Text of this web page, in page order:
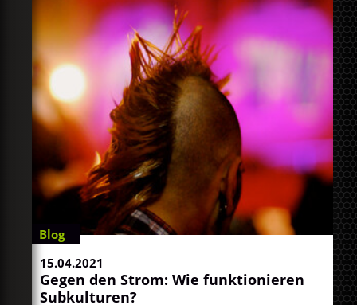
Blog
15.04.2021
Gegen den Strom: Wie funktionieren
Subkulturen?